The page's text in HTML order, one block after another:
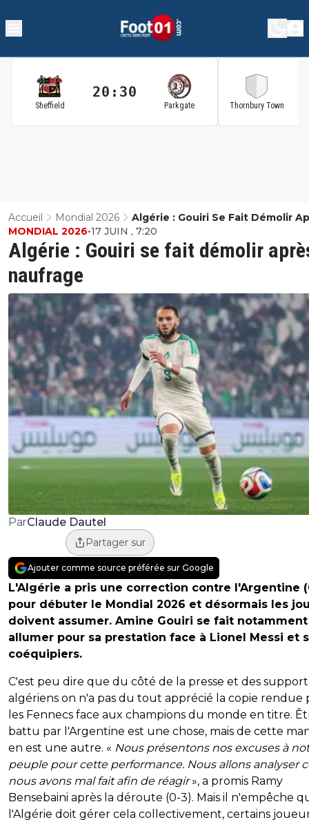
Sheffield
20:30
Parkgate Thornbury Town
Accueil Mondial 2026
Algérie : Gouiri Se Fait Démolir
Le Naufrage
Algérie : Gouiri se fait démolir
naufrage
MONDIAL 2026•17 JUIN , 7:20
ParClaude Dautel
Partager sur
Ajouter comme source préférée sur Google
L'Algérie a pris une correction contre l'Argentine
pour débuter le Mondial 2026 et désormais les
doivent assumer. Amine Gouiri se fait notamment
allumer pour sa prestation face à Lionel Messi et
coéquipiers.
C'est peu dire que du côté de la presse et des
algériens on n'a pas du tout apprécié la copie rendue
les Fennecs face aux champions du monde en titre.
battu par l'Argentine est une chose, mais de cette
en est une autre. « Nous présentons nos excuses à
peuple pour cette performance. Nous allons analyser
nous avons mal fait afin de réagir», a promis Ramy
Bensebaini après la déroute (0-3). Mais il n'empêche
l'Algérie doit gérer cela collectivement, certains